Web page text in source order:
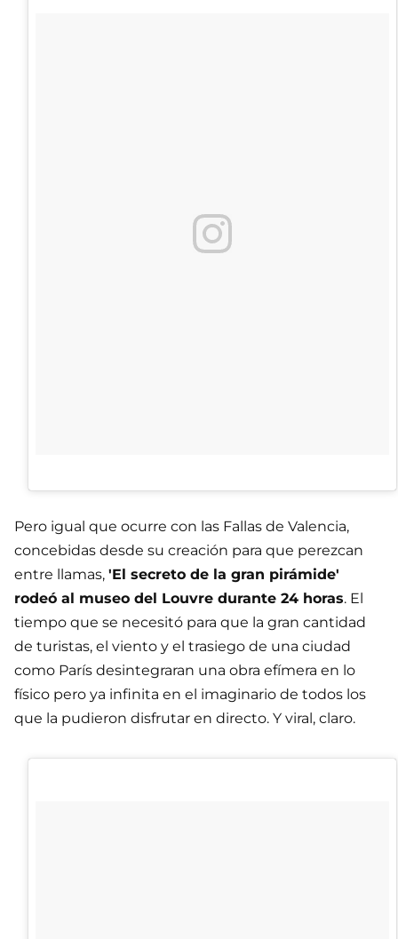
Pero igual que ocurre con las Fallas de Valencia,
concebidas desde su creación para que perezcan
entre llamas, 'El secreto de la gran pirámide'
rodeó al museo del Louvre durante 24 horas. El
tiempo que se necesitó para que la gran cantidad
de turistas, el viento y el trasiego de una ciudad
como París desintegraran una obra efímera en lo
físico pero ya infinita en el imaginario de todos los
que la pudieron disfrutar en directo. Y viral, claro.